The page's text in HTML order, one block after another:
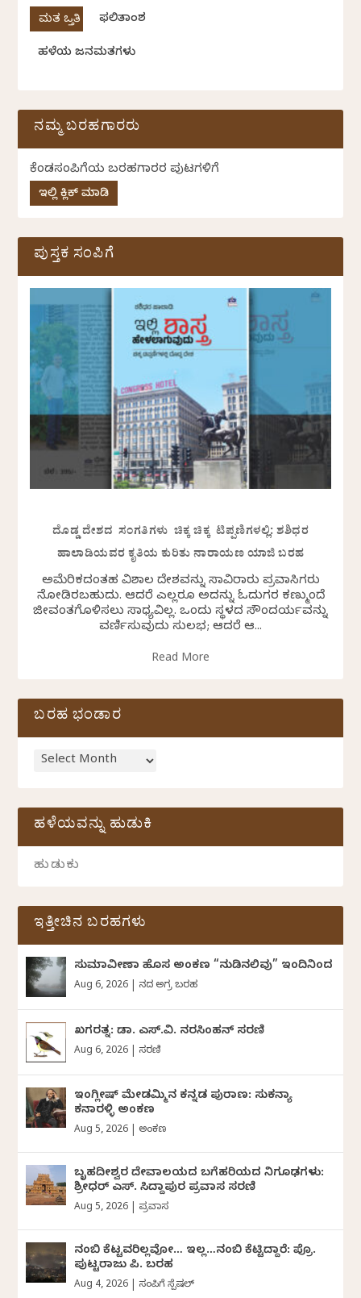
ಫಲಿತಾಂಶ
ಹಳೆಯ ಜನಮತಗಳು
ನಮ್ಮ ಬರಹಗಾರರು
ಕೆಂಡಸಂಪಿಗೆಯ ಬರಹಗಾರರ ಪುಟಗಳಿಗೆ
ಇಲ್ಲಿ ಕ್ಲಿಕ್ ಮಾಡಿ
ಪುಸ್ತಕ ಸಂಪಿಗೆ
ದೊಡ್ಡ ದೇಶದ ಸಂಗತಿಗಳು ಚಿಕ್ಕ ಚಿಕ್ಕ ಟಿಪ್ಪಣಿಗಳಲ್ಲಿ: ಶಶಿಧರ
ಹಾಲಾಡಿಯವರ ಕೃತಿಯ ಕುರಿತು ನಾರಾಯಣ ಯಾಜಿ ಬರಹ
ಅಮೆರಿಕದಂತಹ ವಿಶಾಲ ದೇಶವನ್ನು ಸಾವಿರಾರು ಪ್ರವಾಸಿಗರು
ನೋಡಿರಬಹುದು. ಆದರೆ ಎಲ್ಲರೂ ಅದನ್ನು ಓದುಗರ ಕಣ್ಮುಂದೆ
ಜೀವಂತಗೊಳಿಸಲು ಸಾಧ್ಯವಿಲ್ಲ. ಒಂದು ಸ್ಥಳದ ಸೌಂದರ್ಯವನ್ನು
ವರ್ಣಿಸುವುದು ಸುಲಭ; ಆದರೆ ಆ...
Read More
ಬರಹ ಭಂಡಾರ
ಹಳೆಯವನ್ನು ಹುಡುಕಿ
ಇತ್ತೀಚಿನ ಬರಹಗಳು
ಸುಮಾವೀಣಾ ಹೊಸ ಅಂಕಣ “ನುಡಿನಲಿವು” ಇಂದಿನಿಂದ
Aug 6, 2026 ದಿನದ ಅಗ್ರ ಬರಹ
ಖಗರತ್ನ: ಡಾ. ಎಸ್.ವಿ. ನರಸಿಂಹನ್‌‌ ಸರಣಿ
Aug 6, 2026 ಸರಣಿ
ಇಂಗ್ಲೀಷ್ ಮೇಡಮ್ಮಿನ ಕನ್ನಡ ಪುರಾಣ: ಸುಕನ್ಯಾ
ಕನಾರಳ್ಳಿ ಅಂಕಣ
Aug 5, 2026 ಅಂಕಣ
ಬೃಹದೀಶ್ವರ ದೇವಾಲಯದ ಬಗೆಹರಿಯದ ನಿಗೂಢಗಳು:
ಶ್ರೀಧರ್‌ ಎಸ್.‌ ಸಿದ್ದಾಪುರ ಪ್ರವಾಸ ಸರಣಿ
Aug 5, 2026 ಪ್ರವಾಸ
ನಂಬಿ ಕೆಟ್ಟವರಿಲ್ಲವೋ… ಇಲ್ಲ…ನಂಬಿ ಕೆಟ್ಟಿದ್ದಾರೆ: ಪ್ರೊ.
ಪುಟ್ಟರಾಜು ಪಿ. ಬರಹ
Aug 4, 2026 ಸಂಪಿಗೆ ಸ್ಪೆಷಲ್